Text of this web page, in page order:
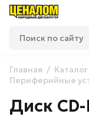
Главная Каталог
Периферийные
Диск